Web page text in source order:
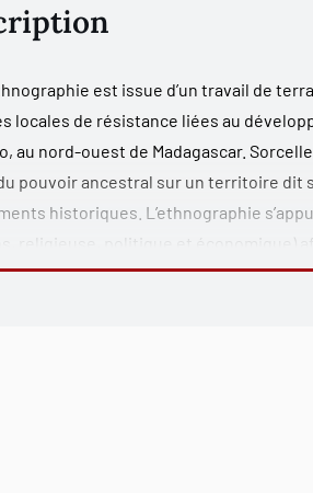
est issue d’un travail de
locales de résistance liées au
au nord-ouest de Madagascar.
pouvoir ancestral sur un territoire dit
historiques. L’ethnographie
religieuse, politique et économique)
la communauté récente